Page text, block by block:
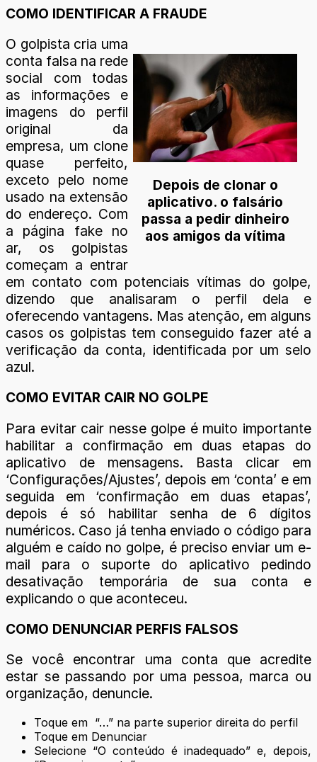
COMO IDENTIFICAR A FRAUDE
Depois de clonar o
aplicativo. o falsário
passa a pedir dinheiro
aos amigos da vítima
O golpista cria uma
conta falsa na rede
social com todas
as informações e
imagens do perfil
original da
empresa, um clone
quase perfeito,
exceto pelo nome
usado na extensão
do endereço. Com
a página fake no
ar, os golpistas
começam a entrar
em contato com potenciais vítimas do golpe,
dizendo que analisaram o perfil dela e
oferecendo vantagens. Mas atenção, em alguns
casos os golpistas tem conseguido fazer até a
verificação da conta, identificada por um selo
azul.
COMO EVITAR CAIR NO GOLPE
Para evitar cair nesse golpe é muito importante
habilitar a confirmação em duas etapas do
aplicativo de mensagens. Basta clicar em
‘Configurações/Ajustes’, depois em ‘conta’ e em
seguida em ‘confirmação em duas etapas’,
depois é só habilitar senha de 6 dígitos
numéricos. Caso já tenha enviado o código para
alguém e caído no golpe, é preciso enviar um e-
mail para o suporte do aplicativo pedindo
desativação temporária de sua conta e
explicando o que aconteceu.
COMO DENUNCIAR PERFIS FALSOS
Se você encontrar uma conta que acredite
estar se passando por uma pessoa, marca ou
organização, denuncie.
Toque em “…” na parte superior direita do perfil
Toque em Denunciar
Selecione “O conteúdo é inadequado” e, depois,